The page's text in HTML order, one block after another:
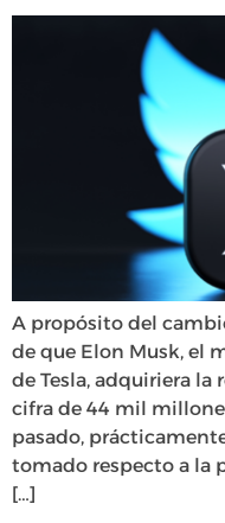
A propósito del
de que Elon Musk, el
de Tesla, adquiriera la
cifra de 44 mil
pasado,
tomado respecto a la
[…]